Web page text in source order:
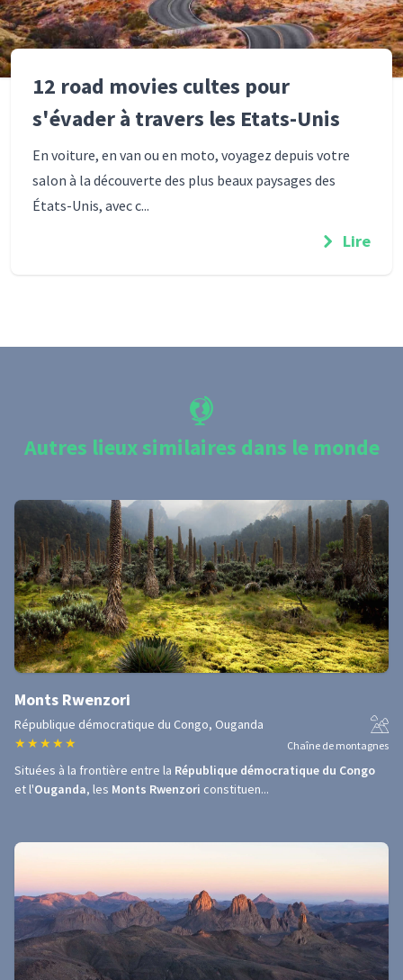
12 road movies cultes pour
s'évader à travers les Etats-Unis
En voiture, en van ou en moto, voyagez depuis votre
salon à la découverte des plus beaux paysages des
États-Unis, avec c...
Lire
Autres lieux similaires dans le monde
Monts Rwenzori
République démocratique du Congo, Ouganda
★ ★ ★ ★ ★ Chaîne de montagnes
Situées à la frontière entre la République démocratique du Congo
et l'Ouganda, les Monts Rwenzori constituen...